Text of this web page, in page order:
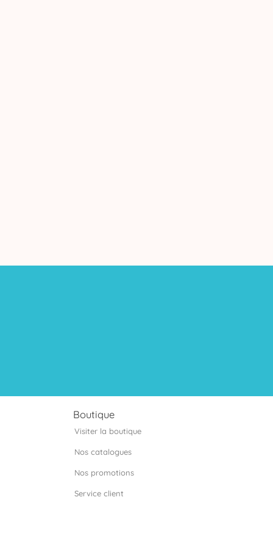
Boutique
Visiter la boutique
Nos catalogues
Nos promotions
Service client